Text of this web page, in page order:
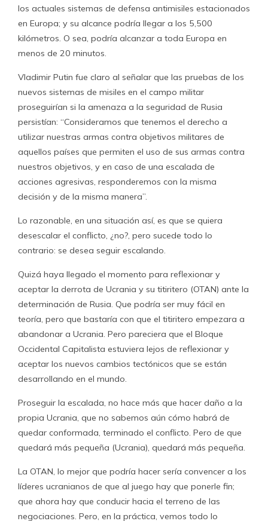
los actuales sistemas de defensa antimisiles estacionados
en Europa; y su alcance podría llegar a los 5,500
kilómetros. O sea, podría alcanzar a toda Europa en
menos de 20 minutos.
Vladimir Putin fue claro al señalar que las pruebas de los
nuevos sistemas de misiles en el campo militar
proseguirían si la amenaza a la seguridad de Rusia
persistían: “Consideramos que tenemos el derecho a
utilizar nuestras armas contra objetivos militares de
aquellos países que permiten el uso de sus armas contra
nuestros objetivos, y en caso de una escalada de
acciones agresivas, responderemos con la misma
decisión y de la misma manera”.
Lo razonable, en una situación así, es que se quiera
desescalar el conflicto, ¿no?, pero sucede todo lo
contrario: se desea seguir escalando.
Quizá haya llegado el momento para reflexionar y
aceptar la derrota de Ucrania y su titiritero (OTAN) ante la
determinación de Rusia. Que podría ser muy fácil en
teoría, pero que bastaría con que el titiritero empezara a
abandonar a Ucrania. Pero pareciera que el Bloque
Occidental Capitalista estuviera lejos de reflexionar y
aceptar los nuevos cambios tectónicos que se están
desarrollando en el mundo.
Proseguir la escalada, no hace más que hacer daño a la
propia Ucrania, que no sabemos aún cómo habrá de
quedar conformada, terminado el conflicto. Pero de que
quedará más pequeña (Ucrania), quedará más pequeña.
La OTAN, lo mejor que podría hacer sería convencer a los
líderes ucranianos de que al juego hay que ponerle fin;
que ahora hay que conducir hacia el terreno de las
negociaciones. Pero, en la práctica, vemos todo lo